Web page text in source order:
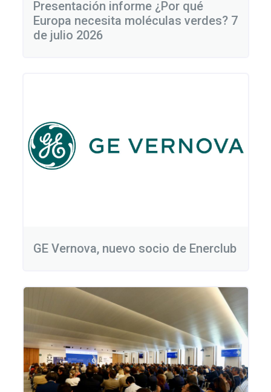
Presentación informe ¿Por qué
Europa necesita moléculas verdes? 7
de julio 2026
GE Vernova, nuevo socio de Enerclub